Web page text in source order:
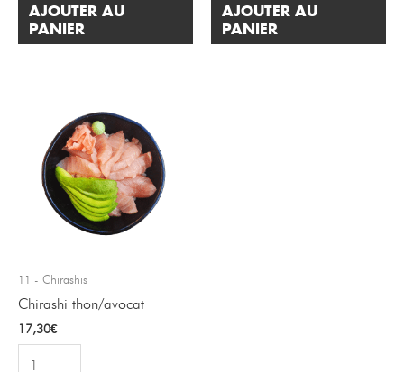
AJOUTER AU
PANIER
AJOUTER AU
PANIER
11 - Chirashis
Chirashi thon/avocat
17,30€